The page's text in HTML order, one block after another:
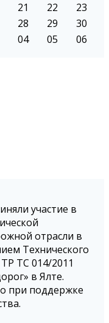
21 22
23
28 29
30
04 05
06
участие в
отрасли в
Технического
ТС 014/2011
в Ялте.
при поддержке